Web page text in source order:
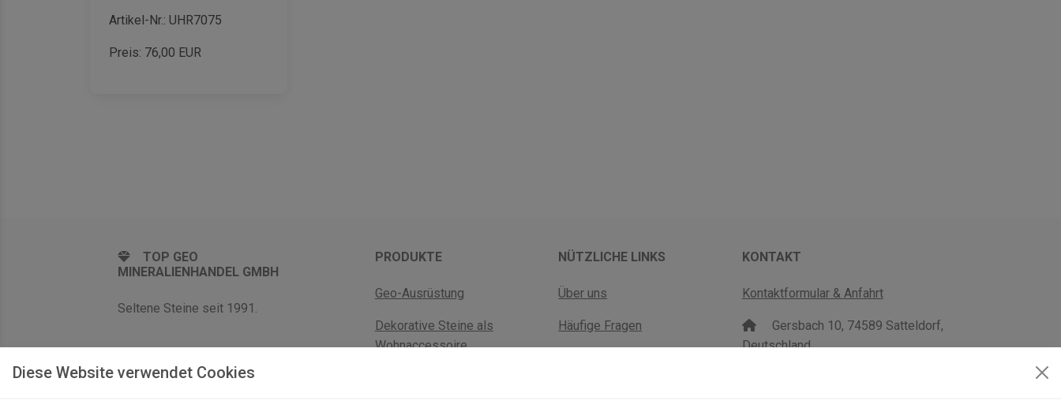
Diese Website verwendet Cookies
Artikel-Nr.: UHR7075
Preis: 76,00 EUR
TOP GEO
MINERALIENHANDEL GMBH
Seltene Steine seit 1991.
PRODUKTE
Geo-Ausrüstung
Dekorative Steine als
Wohnaccessoire
NÜTZLICHE LINKS
Über uns
Häufige Fragen
KONTAKT
Kontaktformular & Anfahrt
Gersbach 10, 74589 Satteldorf,
Deutschland